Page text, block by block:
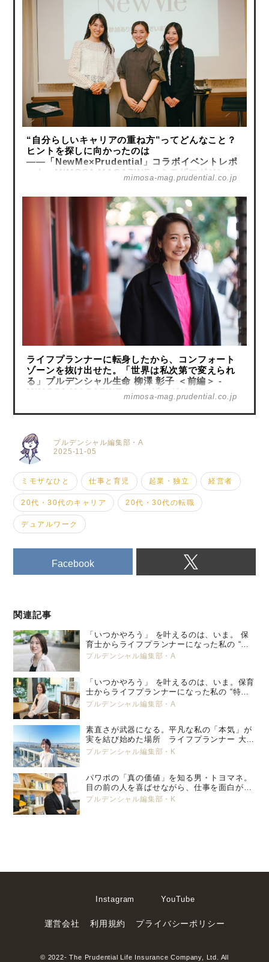
“自分らしいキャリアの重ね方”ってどんなこと？
ヒントを探しに向かったのは
――「NewMe×Prudential」コラボイベントレポ
ート - MIMOSA MAGAZINE（ミモザマガジン）
mimosa-mag.prudential.co.jp
ライフプランナーに転身したから、コンフォート
ゾーンを抜け出せた。「世界は私次第で変えられ
る」プルデンシャル生命 柳澤 彰子 ＜前編＞ -
MIMOSA MAGAZINE（ミモザマガジン）
mimosa-mag.prudential.co.jp
2025-11-05
プルデンシャル編集部・A
ミモザなひと 仕事と育児 起業・独立 経営者
20代・30代のキャリア 20代・30代の転職
デュアルワーク
Facebook
関連記事
「いつかやろう」 を叶えるのは、いま。 保
育士からライフプランナーになった私の “特
別養子縁組” という選択。 プルデンシャル
プルデンシャル編集部・A
「いつかやろう」 を叶えるのは、いま。保育
士からライフプランナーになった私の “特別
養子縁組” という選択。 プルデンシャル生
プルデンシャル編集部・A
素直さが武器になる。平凡な私の「本気」が
実を結び始めた場所 ライフプランナー 大塚
美那
プルデンシャル編集部・K
パワポの「真の価値」を知る男・トヨマネ。
目の前の人を喜ばせながら、仕事を面白がっ
ていく
プルデンシャル編集部・K
Instagram YouTube
運営会社 利用規約 プライバシーポリシー
© 2022- The Prudential Life Insurance Company, Ltd. All